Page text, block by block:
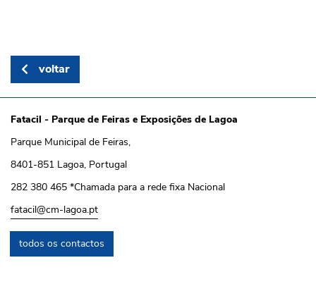
voltar
Fatacil - Parque de Feiras e Exposições de Lagoa
Parque Municipal de Feiras,
8401-851 Lagoa, Portugal
282 380 465 *Chamada para a rede fixa Nacional
fatacil@cm-lagoa.pt
todos os contactos